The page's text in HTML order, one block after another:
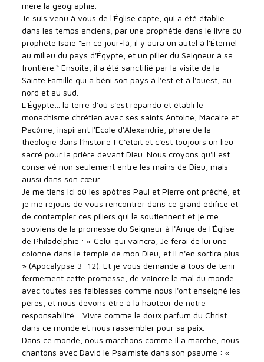
mère la géographie.
Je suis venu à vous de l'Église copte, qui a été établie
dans les temps anciens, par une prophétie dans le livre du
prophète Isaïe "En ce jour-là, il y aura un autel à l'Éternel
au milieu du pays d'Égypte, et un pilier du Seigneur à sa
frontière.“ Ensuite, il a été sanctifié par la visite de la
Sainte Famille qui a béni son pays à l'est et à l'ouest, au
nord et au sud.
L'Égypte… la terre d'où s'est répandu et établi le
monachisme chrétien avec ses saints Antoine, Macaire et
Pacôme, inspirant l'École d'Alexandrie, phare de la
théologie dans l'histoire ! C'était et c'est toujours un lieu
sacré pour la prière devant Dieu. Nous croyons qu'il est
conservé non seulement entre les mains de Dieu, mais
aussi dans son cœur.
Je me tiens ici où les apôtres Paul et Pierre ont prêché, et
je me réjouis de vous rencontrer dans ce grand édifice et
de contempler ces piliers qui le soutiennent et je me
souviens de la promesse du Seigneur à l'Ange de l'Église
de Philadelphie : « Celui qui vaincra, Je ferai de lui une
colonne dans le temple de mon Dieu, et il n'en sortira plus
» (Apocalypse 3 :12). Et je vous demande à tous de tenir
fermement cette promesse, de vaincre le mal du monde
avec toutes ses faiblesses comme nous l'ont enseigné les
pères, et nous devons être à la hauteur de notre
responsabilité… Vivre comme le doux parfum du Christ
dans ce monde et nous rassembler pour sa paix.
Dans ce monde, nous marchons comme Il a marché, nous
chantons avec David le Psalmiste dans son psaume : «